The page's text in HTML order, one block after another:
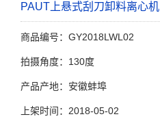
PAUT上悬式刮刀卸料离心机
商品编号：GY2018LWL02
拍摄角度：130度
产品产地：安徽蚌埠
上架时间：2018-05-02